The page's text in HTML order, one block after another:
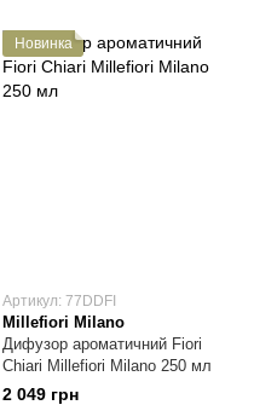
Новинка
Артикул: 77DDFI
Millefiori Milano
Дифузор ароматичний Fiori
Chiari Millefiori Milano 250 мл
2 049 грн